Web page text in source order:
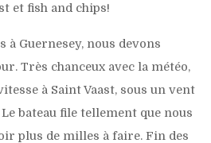
et fish and chips!
à Guernesey, nous devons
Très chanceux avec la météo,
à Saint Vaast, sous un vent
bateau file tellement que nous
plus de milles à faire. Fin des